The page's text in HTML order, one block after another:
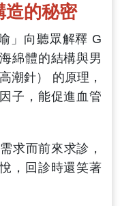
造的秘密
」向聽眾解釋 G
綿體的結構與男
潮針） 的原理，
子，能促進血管
求而前來求診，
，回診時還笑著